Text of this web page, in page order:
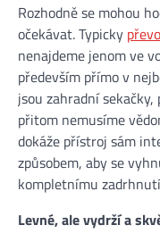
Rozhodně se mohou
očekávat. Typicky
nenajdeme jenom ve
především přímo v
jsou zahradní
přitom nemusíme
dokáže přístroj sám
způsobem, aby se
kompletnímu
Levné, ale vydrží a